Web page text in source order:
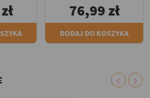
76,99 zł
DODAJ DO KOSZYKA
chevron_right
chevron_left